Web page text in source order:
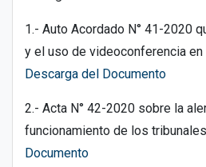
1.- Auto Acordado N° 41-2020
y el uso de videoconferencia
Descarga del Documento
2.- Acta N° 42-2020 sobre la
funcionamiento de los
Documento